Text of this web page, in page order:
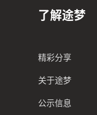
了解途梦
精彩分享
关于途梦
公示信息